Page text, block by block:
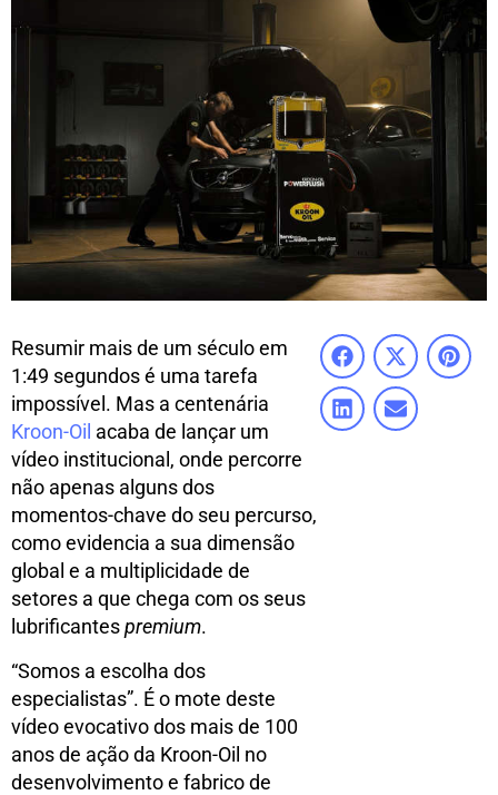
Resumir mais de um século em
1:49 segundos é uma tarefa
impossível. Mas a centenária
Kroon-Oil acaba de lançar um
vídeo institucional, onde percorre
não apenas alguns dos
momentos-chave do seu percurso,
como evidencia a sua dimensão
global e a multiplicidade de
setores a que chega com os seus
lubrificantespremium.
“Somos a escolha dos
especialistas”. É o mote deste
vídeo evocativo dos mais de 100
anos de ação da Kroon-Oil no
desenvolvimento e fabrico de